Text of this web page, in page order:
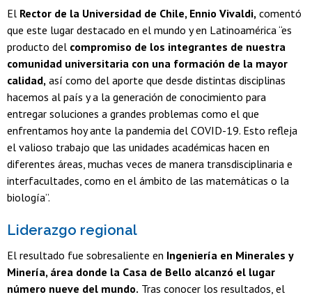
El Rector de la Universidad de Chile, Ennio Vivaldi, comentó
que este lugar destacado en el mundo y en Latinoamérica “es
producto del compromiso de los integrantes de nuestra
comunidad universitaria con una formación de la mayor
calidad, así como del aporte que desde distintas disciplinas
hacemos al país y a la generación de conocimiento para
entregar soluciones a grandes problemas como el que
enfrentamos hoy ante la pandemia del COVID-19. Esto refleja
el valioso trabajo que las unidades académicas hacen en
diferentes áreas, muchas veces de manera transdisciplinaria e
interfacultades, como en el ámbito de las matemáticas o la
biología”.
Liderazgo regional
El resultado fue sobresaliente en Ingeniería en Minerales y
Minería, área donde la Casa de Bello alcanzó el lugar
número nueve del mundo. Tras conocer los resultados, el